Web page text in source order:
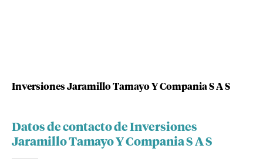
Inversiones Jaramillo Tamayo Y Compania S A S
Datos de contacto de Inversiones
Jaramillo Tamayo Y Compania S A S